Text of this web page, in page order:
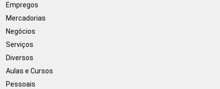
Empregos
Mercadorias
Negócios
Serviços
Diversos
Aulas e Cursos
Pessoais